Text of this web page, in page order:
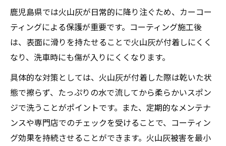
鹿児島県では火山灰が日常的に降り注ぐため、カーコー
ティングによる保護が重要です。コーティング施工後
は、表面に滑りを持たせることで火山灰が付着しにくく
なり、洗車時にも傷が入りにくくなります。
具体的な対策としては、火山灰が付着した際は乾いた状
態で擦らず、たっぷりの水で流してから柔らかいスポン
ジで洗うことがポイントです。また、定期的なメンテナ
ンスや専門店でのチェックを受けることで、コーティン
グ効果を持続させることができます。火山灰被害を最小